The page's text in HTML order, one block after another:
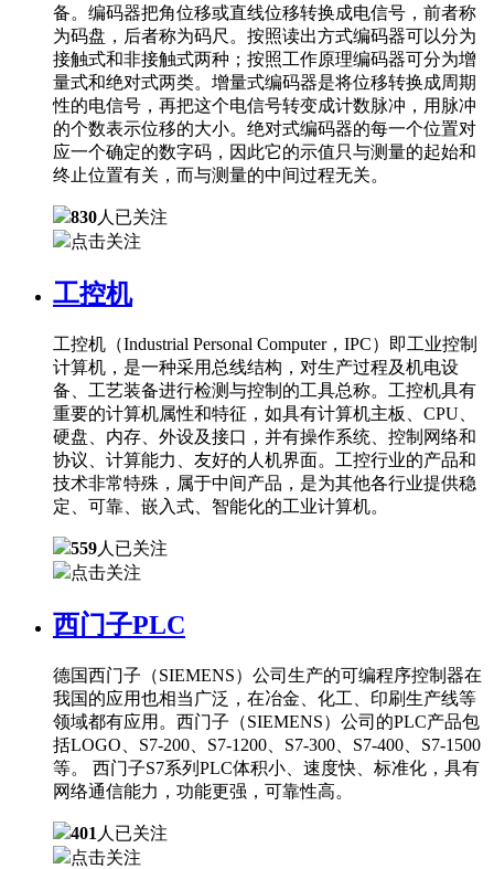
备。编码器把角位移或直线位移转换成电信号，前者称
为码盘，后者称为码尺。按照读出方式编码器可以分为
接触式和非接触式两种；按照工作原理编码器可分为增
量式和绝对式两类。增量式编码器是将位移转换成周期
性的电信号，再把这个电信号转变成计数脉冲，用脉冲
的个数表示位移的大小。绝对式编码器的每一个位置对
应一个确定的数字码，因此它的示值只与测量的起始和
终止位置有关，而与测量的中间过程无关。
830人已关注
点击关注
工控机
工控机（Industrial Personal Computer，IPC）即工业控制
计算机，是一种采用总线结构，对生产过程及机电设
备、工艺装备进行检测与控制的工具总称。工控机具有
重要的计算机属性和特征，如具有计算机主板、CPU、
硬盘、内存、外设及接口，并有操作系统、控制网络和
协议、计算能力、友好的人机界面。工控行业的产品和
技术非常特殊，属于中间产品，是为其他各行业提供稳
定、可靠、嵌入式、智能化的工业计算机。
559人已关注
点击关注
西门子PLC
德国西门子（SIEMENS）公司生产的可编程序控制器在
我国的应用也相当广泛，在冶金、化工、印刷生产线等
领域都有应用。西门子（SIEMENS）公司的PLC产品包
括LOGO、S7-200、S7-1200、S7-300、S7-400、S7-1500
等。 西门子S7系列PLC体积小、速度快、标准化，具有
网络通信能力，功能更强，可靠性高。
401 人已关注
点击关注